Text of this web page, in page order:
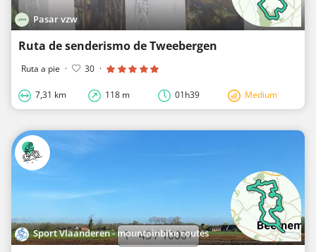
Pasar vzw
Ruta de senderismo de Tweebergen
Ruta a pie · 30 ·
7,31 km 118 m 01h39 Medium
Sport Vlaanderen - mountainbike routes
1 - 43 / 1000+